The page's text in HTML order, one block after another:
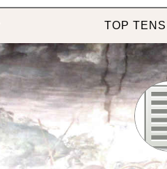
TOP TENS